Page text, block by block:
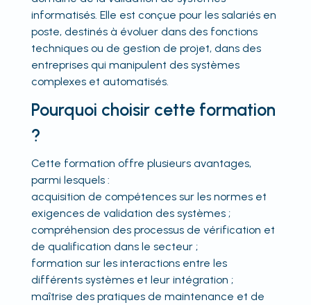
informatisés. Elle est conçue pour les salariés en
poste, destinés à évoluer dans des fonctions
techniques ou de gestion de projet, dans des
entreprises qui manipulent des systèmes
complexes et automatisés.
Pourquoi choisir cette formation
?
Cette formation offre plusieurs avantages,
parmi lesquels :
acquisition de compétences sur les normes et
exigences de validation des systèmes ;
compréhension des processus de vérification et
de qualification dans le secteur ;
formation sur les interactions entre les
différents systèmes et leur intégration ;
maîtrise des pratiques de maintenance et de